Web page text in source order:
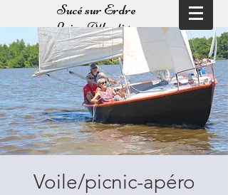
Sucé sur Erdre
Loire Atlantique
Balades sur l'Erdre
Navigation sur la Vilaine
Voile/picnic-apéro